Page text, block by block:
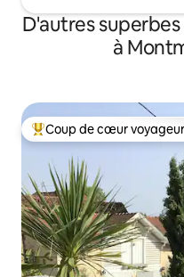
D'autres
à
Coup de cœur voyageurs
Coup de cœur